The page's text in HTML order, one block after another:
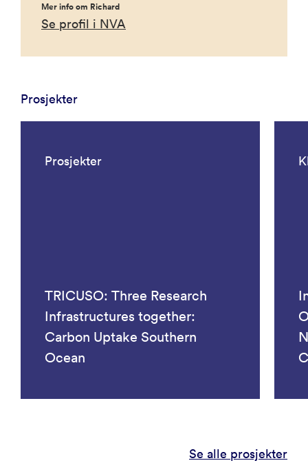
Mer info om Richard
Se profil i NVA
Prosjekter
Prosjekter
TRICUSO: Three Research
Infrastructures together:
Carbon Uptake Southern
Ocean
Se alle prosjekter